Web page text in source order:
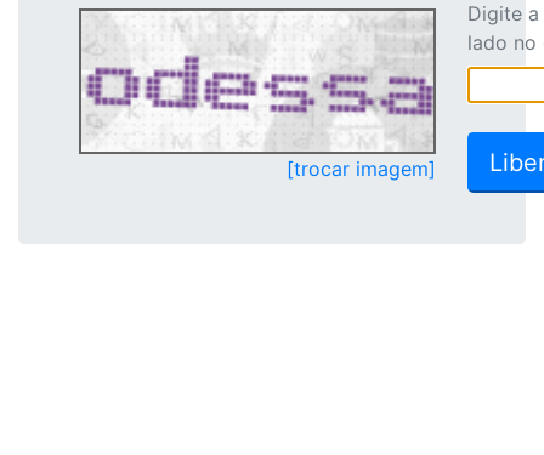
[trocar imagem]
Digite
lado no